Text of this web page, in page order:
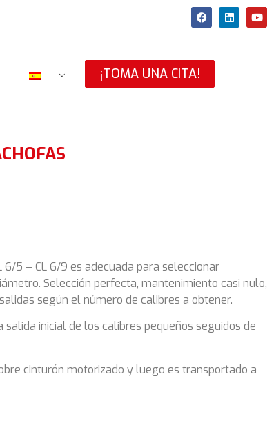
¡TOMA UNA CITA!
6/5 – CL 6/9 es adecuada para seleccionar
Selección perfecta, mantenimiento casi nulo,
según el número de calibres a obtener.
inicial de los calibres pequeños seguidos de
cinturón motorizado y luego es transportado a